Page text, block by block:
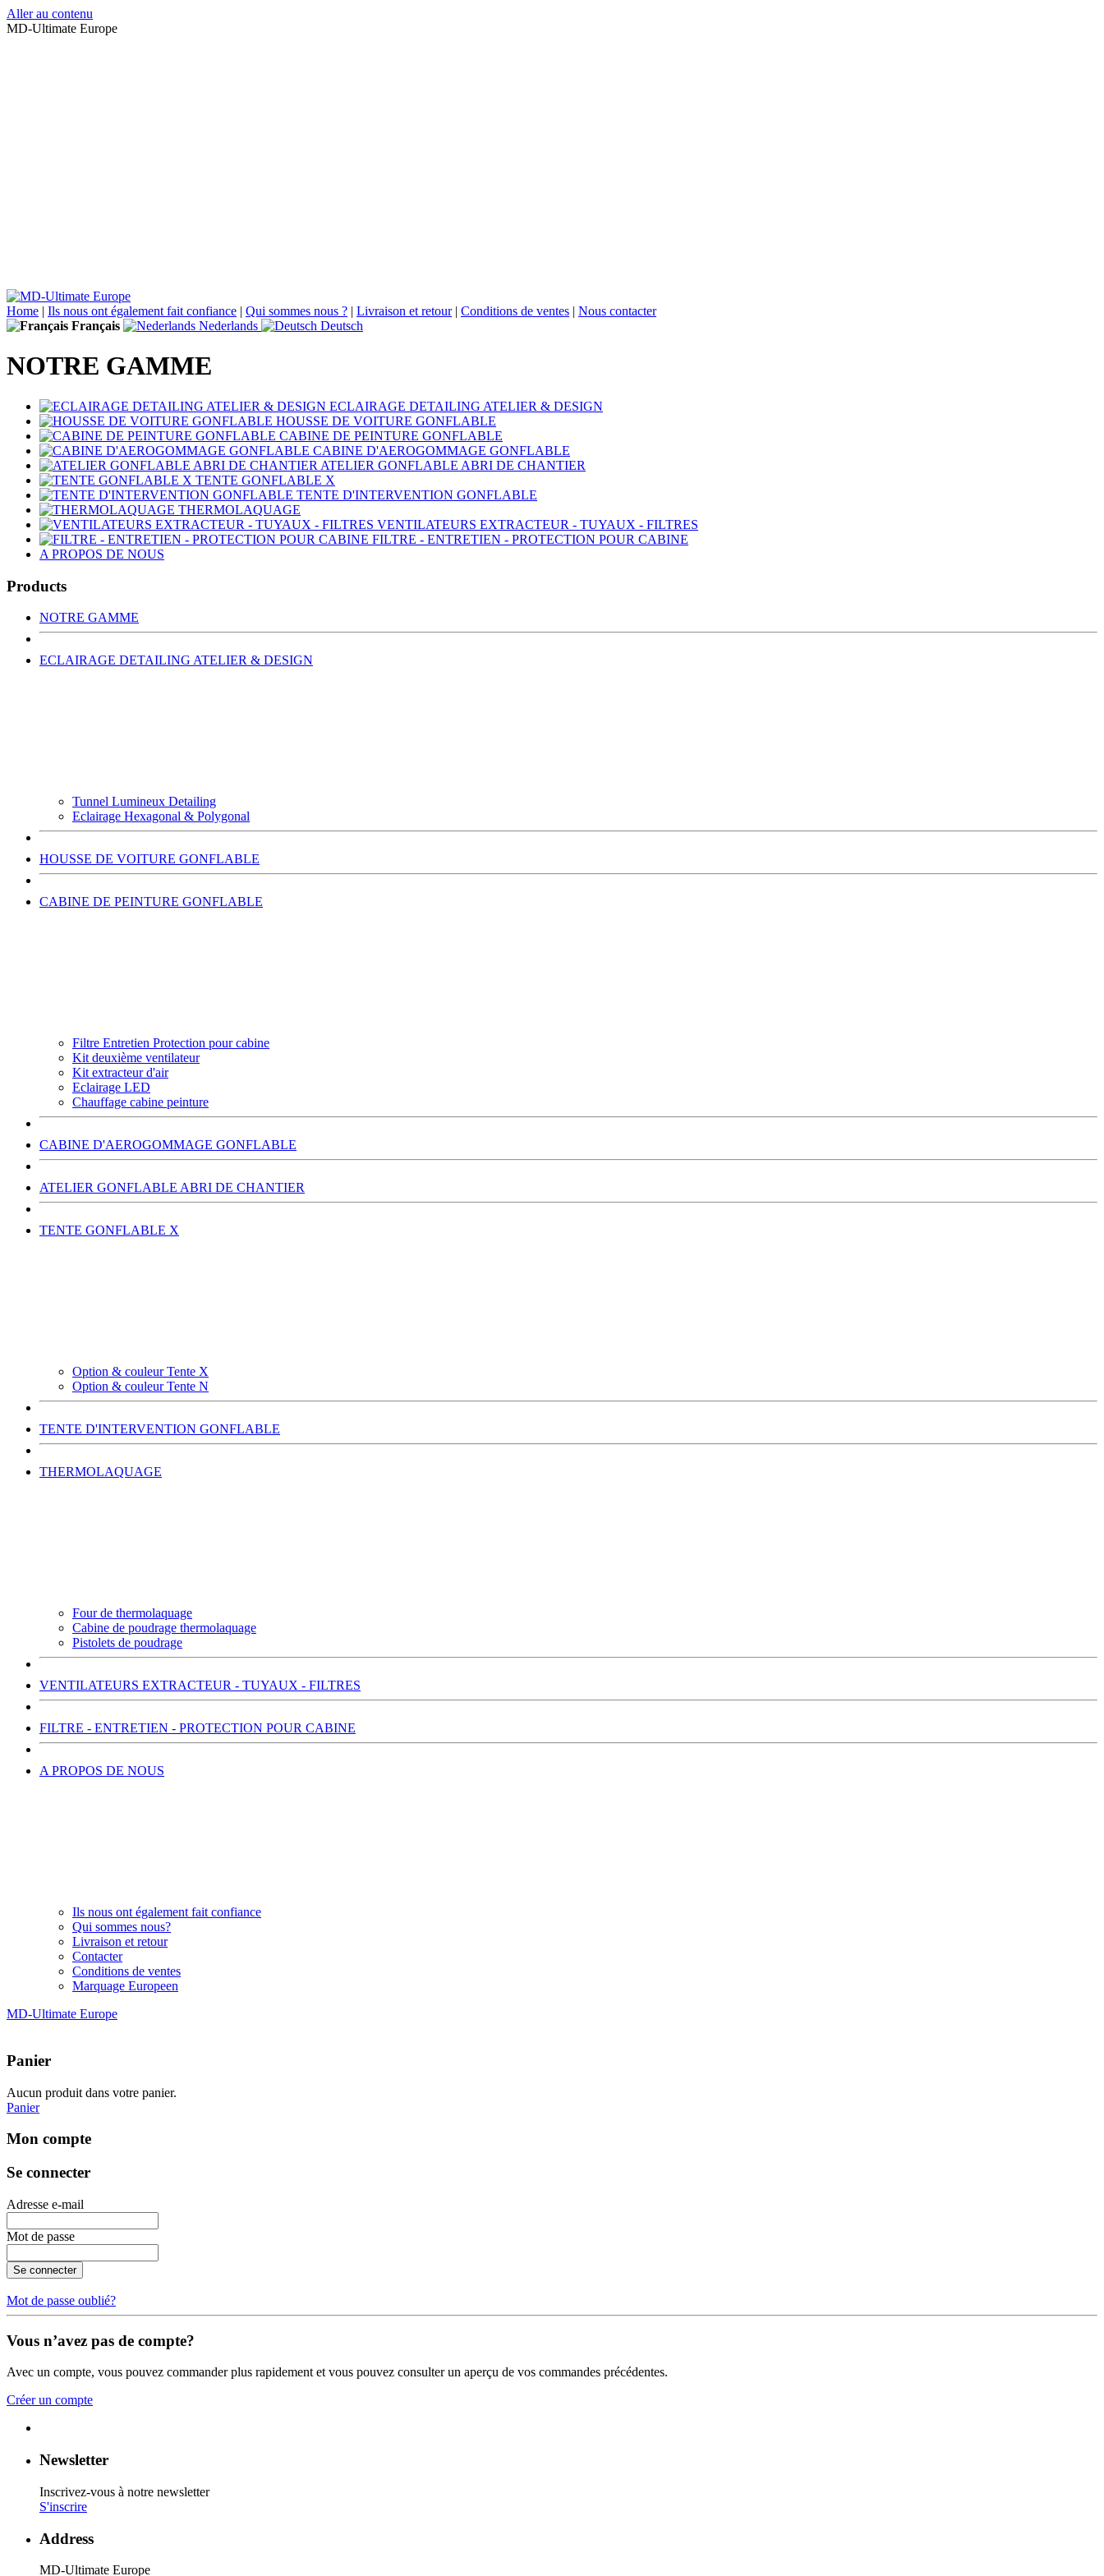
Aller au contenu
MD-Ultimate Europe
Home | Ils nous ont également fait confiance | Qui sommes nous ? | Livraison et retour | Conditions de ventes | Nous contacter
Français
Nederlands Deutsch
NOTRE GAMME
ECLAIRAGE DETAILING ATELIER & DESIGN
HOUSSE DE VOITURE GONFLABLE
CABINE DE PEINTURE GONFLABLE
CABINE D'AEROGOMMAGE GONFLABLE
ATELIER GONFLABLE ABRI DE CHANTIER
TENTE GONFLABLE X
TENTE D'INTERVENTION GONFLABLE
THERMOLAQUAGE
VENTILATEURS EXTRACTEUR - TUYAUX - FILTRES
FILTRE - ENTRETIEN - PROTECTION POUR CABINE
A PROPOS DE NOUS
Products
NOTRE GAMME
ECLAIRAGE DETAILING ATELIER & DESIGN
Tunnel Lumineux Detailing
Eclairage Hexagonal & Polygonal
HOUSSE DE VOITURE GONFLABLE
CABINE DE PEINTURE GONFLABLE
Filtre Entretien Protection pour cabine
Kit deuxième ventilateur
Kit extracteur d'air
Eclairage LED
Chauffage cabine peinture
CABINE D'AEROGOMMAGE GONFLABLE
ATELIER GONFLABLE ABRI DE CHANTIER
TENTE GONFLABLE X
Option & couleur Tente X
Option & couleur Tente N
TENTE D'INTERVENTION GONFLABLE
THERMOLAQUAGE
Four de thermolaquage
Cabine de poudrage thermolaquage
Pistolets de poudrage
VENTILATEURS EXTRACTEUR - TUYAUX - FILTRES
FILTRE - ENTRETIEN - PROTECTION POUR CABINE
A PROPOS DE NOUS
Ils nous ont également fait confiance
Qui sommes nous?
Livraison et retour
Contacter
Conditions de ventes
Marquage Europeen
MD-Ultimate Europe
Panier
Aucun produit dans votre panier.
Panier
Mon compte
Se connecter
Adresse e-mail
Mot de passe
Se connecter
Mot de passe oublié?
Vous n’avez pas de compte?
Avec un compte, vous pouvez commander plus rapidement et vous pouvez consulter un aperçu de vos commandes précédentes.
Créer un compte
Newsletter
Inscrivez-vous à notre newsletter
S'inscrire
Address
MD-Ultimate Europe